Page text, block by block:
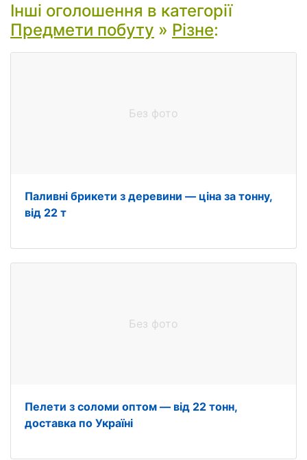
Інші оголошення в категорії
Предмети побуту » Різне:
Без фото
Паливні брикети з деревини — ціна за тонну,
від 22 т
Без фото
Пелети з соломи оптом — від 22 тонн,
доставка по Україні